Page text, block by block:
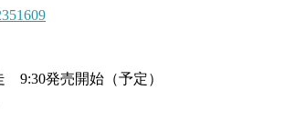
発売開始（予定）